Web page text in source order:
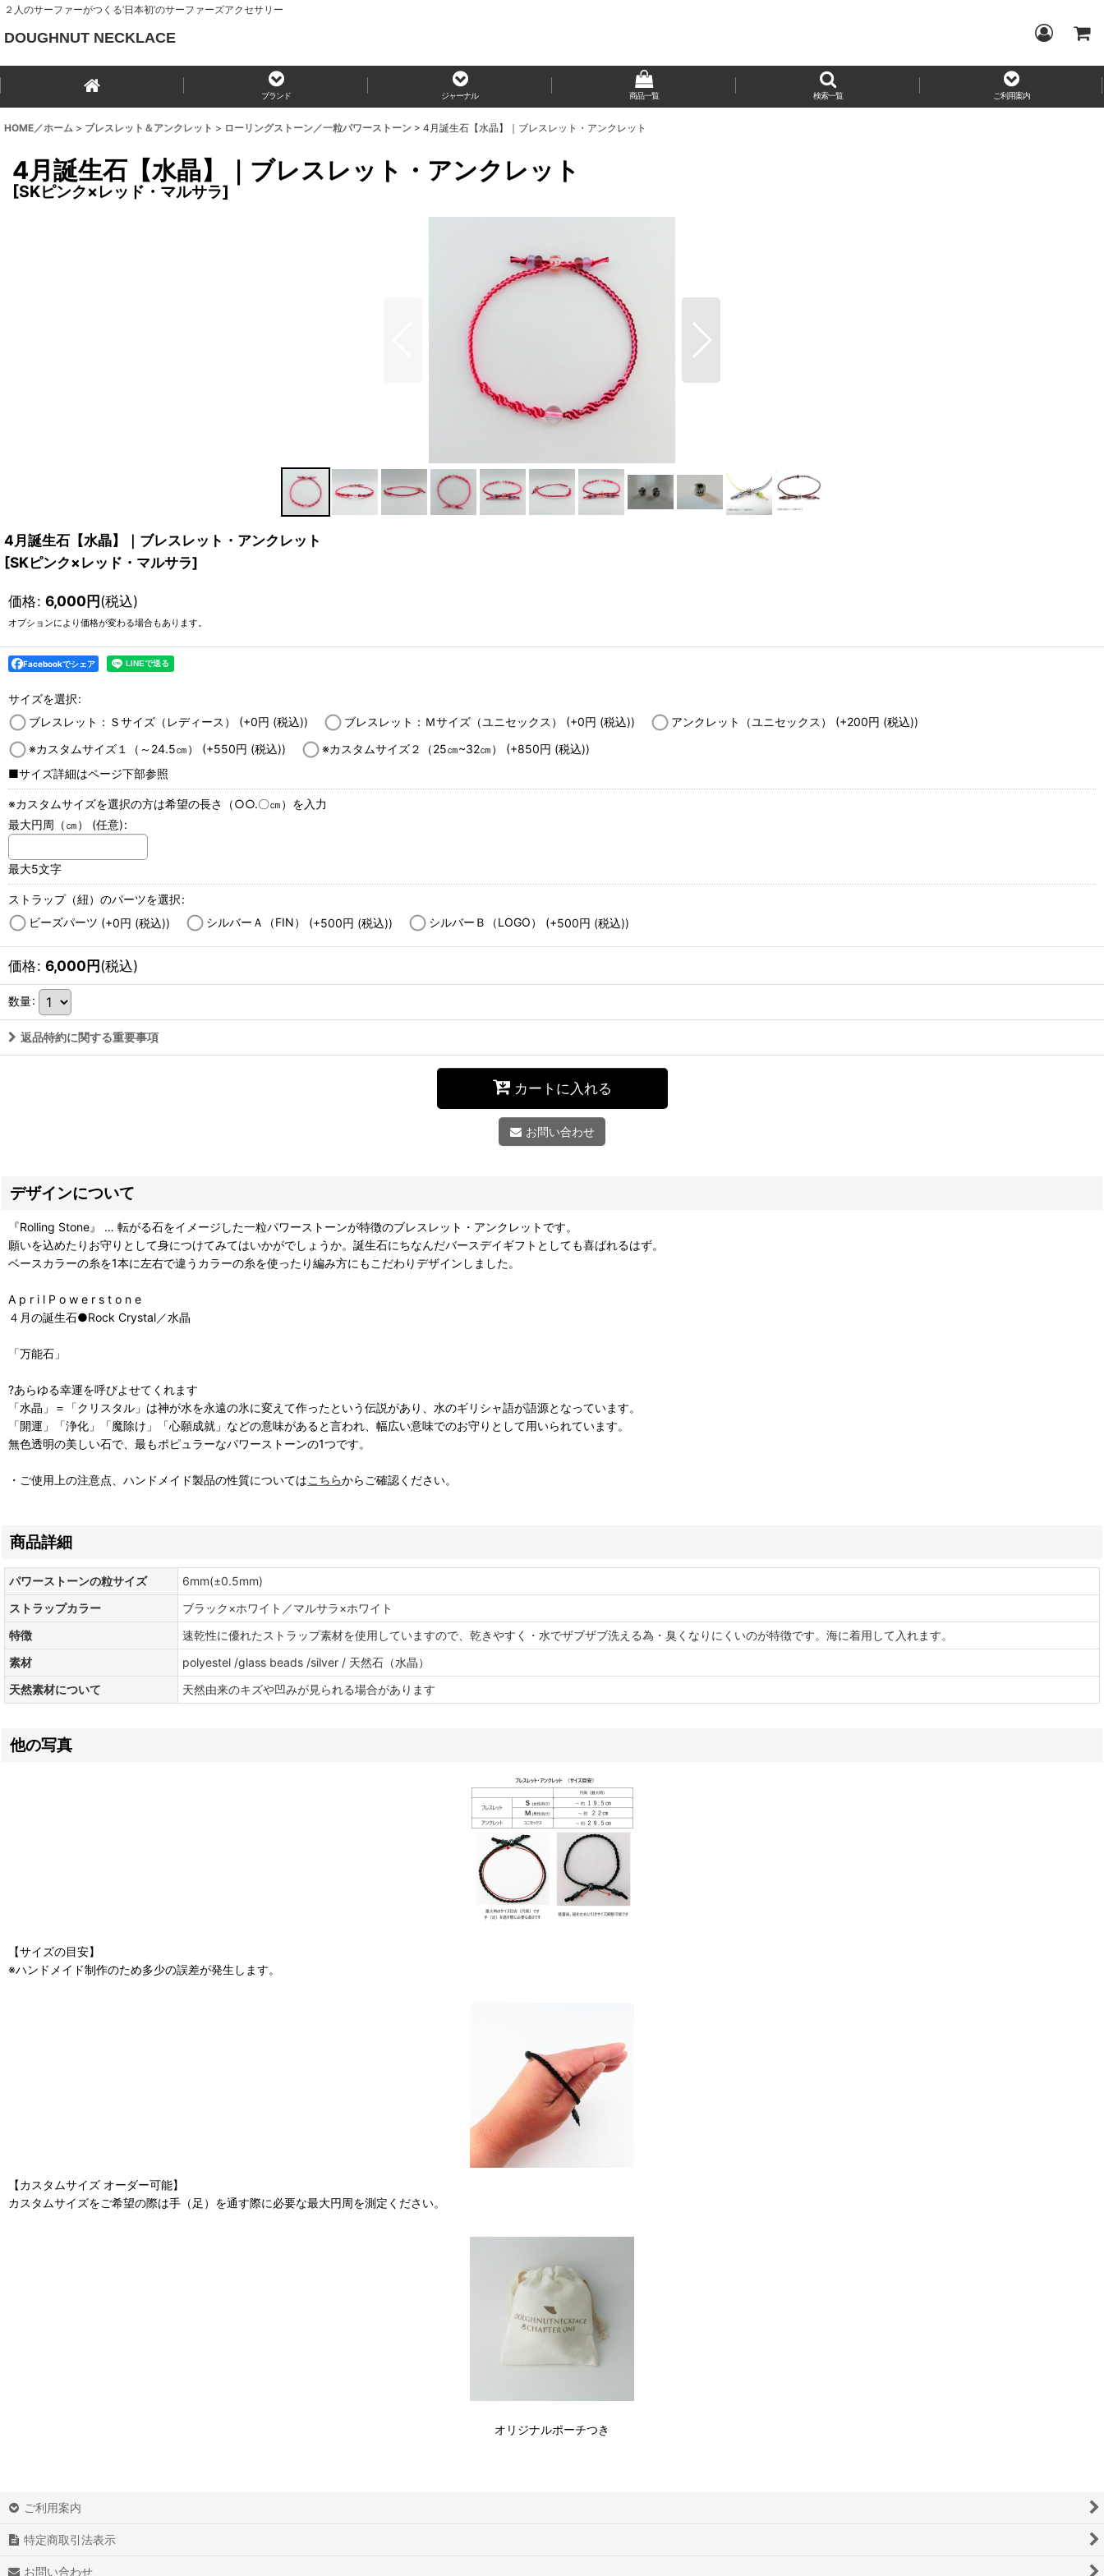
２人のサーファーがつくる‘日本初’のサーファーズアクセサリー
DOUGHNUT NECKLACE
ブランド ジャーナル 商品一覧 検索一覧 ご利用案内
HOME／ホーム > ブレスレット＆アンクレット > ローリングストーン／一粒パワーストーン > 4月誕生石【水晶】｜ブレスレット・アンクレット
4月誕生石【水晶】｜ブレスレット・アンクレット
[SKピンク×レッド・マルサラ]
4月誕生石【水晶】｜ブレスレット・アンクレット
[SKピンク×レッド・マルサラ]
価格: 6,000円(税込)
オプションにより価格が変わる場合もあります。
Facebookでシェア
サイズを選択:
ブレスレット：Ｓサイズ（レディース） (+0円 (税込)) ブレスレット：Ｍサイズ（ユニセックス） (+0円 (税込)) アンクレット（ユニセックス） (+200円 (税込))
※カスタムサイズ１（～24.5㎝） (+550円 (税込)) ※カスタムサイズ２（25㎝~32㎝） (+850円 (税込))
■サイズ詳細はページ下部参照
※カスタムサイズを選択の方は希望の長さ（○○.〇㎝）を入力
最大円周（㎝） (任意):
最大5文字
ストラップ（紐）のパーツを選択:
ビーズパーツ (+0円 (税込)) シルバーＡ（FIN） (+500円 (税込)) シルバーＢ（LOGO） (+500円 (税込))
価格: 6,000円(税込)
数量:
返品特約に関する重要事項
カートに入れる
お問い合わせ
デザインについて
『Rolling Stone』 … 転がる石をイメージした一粒パワーストーンが特徴のブレスレット・アンクレットです。
願いを込めたりお守りとして身につけてみてはいかがでしょうか。誕生石にちなんだバースデイギフトとしても喜ばれるはず。
ベースカラーの糸を1本に左右で違うカラーの糸を使ったり編み方にもこだわりデザインしました。
A p r i l P o w e r s t o n e
４月の誕生石●Rock Crystal／水晶
「万能石」
?あらゆる幸運を呼びよせてくれます
「水晶」＝「クリスタル」は神が水を永遠の氷に変えて作ったという伝説があり、水のギリシャ語が語源となっています。
「開運」「浄化」「魔除け」「心願成就」などの意味があると言われ、幅広い意味でのお守りとして用いられています。
無色透明の美しい石で、最もポピュラーなパワーストーンの1つです。
・ご使用上の注意点、ハンドメイド製品の性質についてはこちらからご確認ください。
商品詳細
パワーストーンの粒サイズ
6mm(±0.5mm)
ストラップカラー
ブラック×ホワイト／マルサラ×ホワイト
特徴
速乾性に優れたストラップ素材を使用していますので、乾きやすく・水でザブザブ洗える為・臭くなりにくいのが特徴です。海に着用して入れます。
素材
polyestel /glass beads /silver / 天然石（水晶）
天然素材について
天然由来のキズや凹みが見られる場合があります
他の写真
【サイズの目安】
※ハンドメイド制作のため多少の誤差が発生します。
【カスタムサイズ オーダー可能】
カスタムサイズをご希望の際は手（足）を通す際に必要な最大円周を測定ください。
オリジナルポーチつき
ご利用案内
特定商取引法表示
お問い合わせ